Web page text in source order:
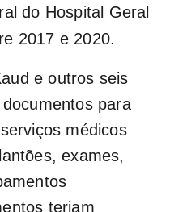
do Hospital Geral
2017 e 2020.
e outros seis
para
médicos
exames,
teriam